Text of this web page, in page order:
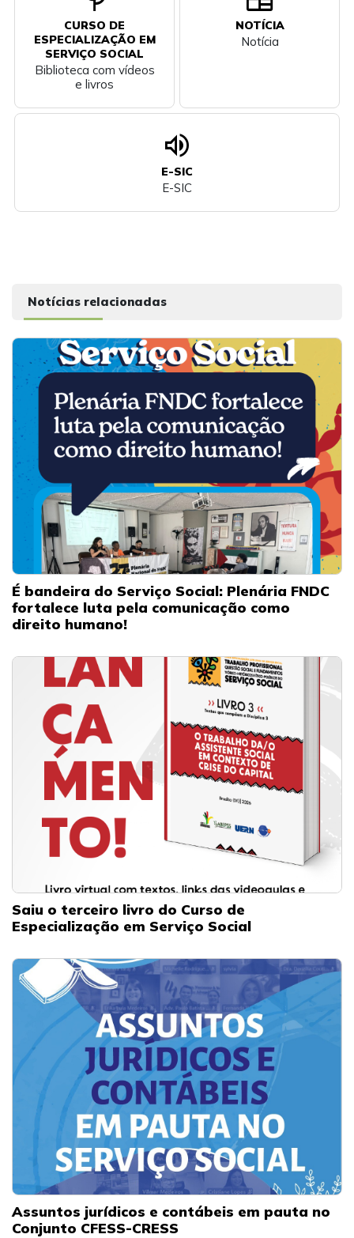
CURSO DE
ESPECIALIZAÇÃO EM
SERVIÇO SOCIAL
Biblioteca com vídeos
e livros
NOTÍCIA
Notícia
volume_up
E-SIC
E-SIC
Notícias relacionadas
É bandeira do Serviço Social: Plenária FNDC
fortalece luta pela comunicação como
direito humano!
Saiu o terceiro livro do Curso de
Especialização em Serviço Social
Assuntos jurídicos e contábeis em pauta no
Conjunto CFESS-CRESS